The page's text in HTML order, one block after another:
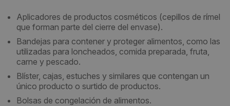
Aplicadores de productos cosméticos (cepillos de rímel
que forman parte del cierre del envase).
Bandejas para contener y proteger alimentos, como las
utilizadas para loncheados, comida preparada, fruta,
carne y pescado.
Blíster, cajas, estuches y similares que contengan un
único producto o surtido de productos.
Bolsas de congelación de alimentos.